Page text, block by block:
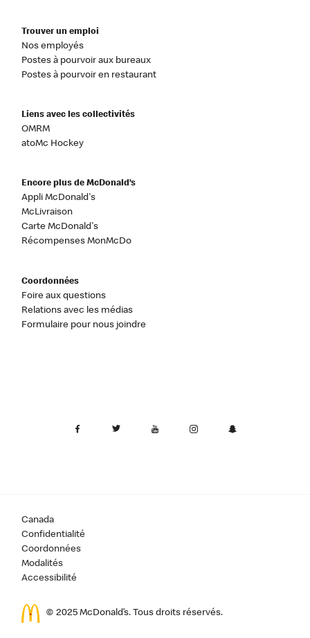
Trouver un emploi
Nos employés
Postes à pourvoir aux bureaux
Postes à pourvoir en restaurant
Liens avec les collectivités
OMRM
atoMc Hockey
Encore plus de McDonald’s
Appli McDonald's
McLivraison
Carte McDonald's
Récompenses MonMcDo
Coordonnées
Foire aux questions
Relations avec les médias
Formulaire pour nous joindre
Canada
Confidentialité
Coordonnées
Modalités
Accessibilité
© 2025 McDonald’s. Tous droits réservés.